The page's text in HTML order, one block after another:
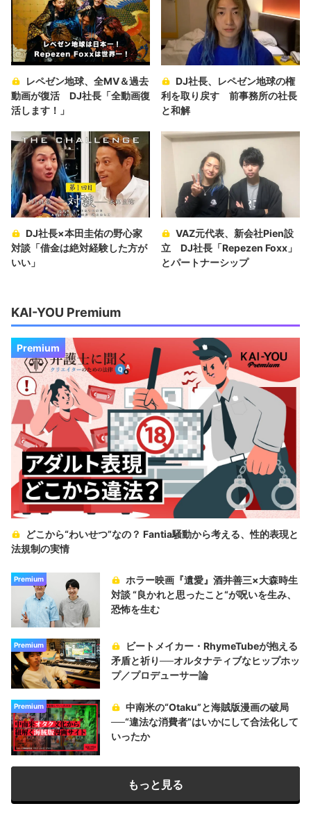
レペゼン地球、全MV＆過去
動画が復活 DJ社長「全動画復
活します！」
DJ社長、レペゼン地球の権
利を取り戻す 前事務所の社長
と和解
DJ社長×本田圭佑の野心家
対談「借金は絶対経験した方が
いい」
VAZ元代表、新会社Pien設
立 DJ社長「Repezen Foxx」
とパートナーシップ
KAI-YOU Premium
Premium
どこから“わいせつ”なの？ Fantia騒動から考える、性的表現と
法規制の実情
Premium
ホラー映画『遺愛』酒井善三×大森時生
対談 “良かれと思ったこと“が呪いを生み、
恐怖を生む
Premium
ビートメイカー・RhymeTubeが抱える
矛盾と祈り──オルタナティブなヒップホッ
プ／プロデューサー論
Premium
中南米の“Otaku”と海賊版漫画の破局
──“違法な消費者”はいかにして合法化して
いったか
もっと見る